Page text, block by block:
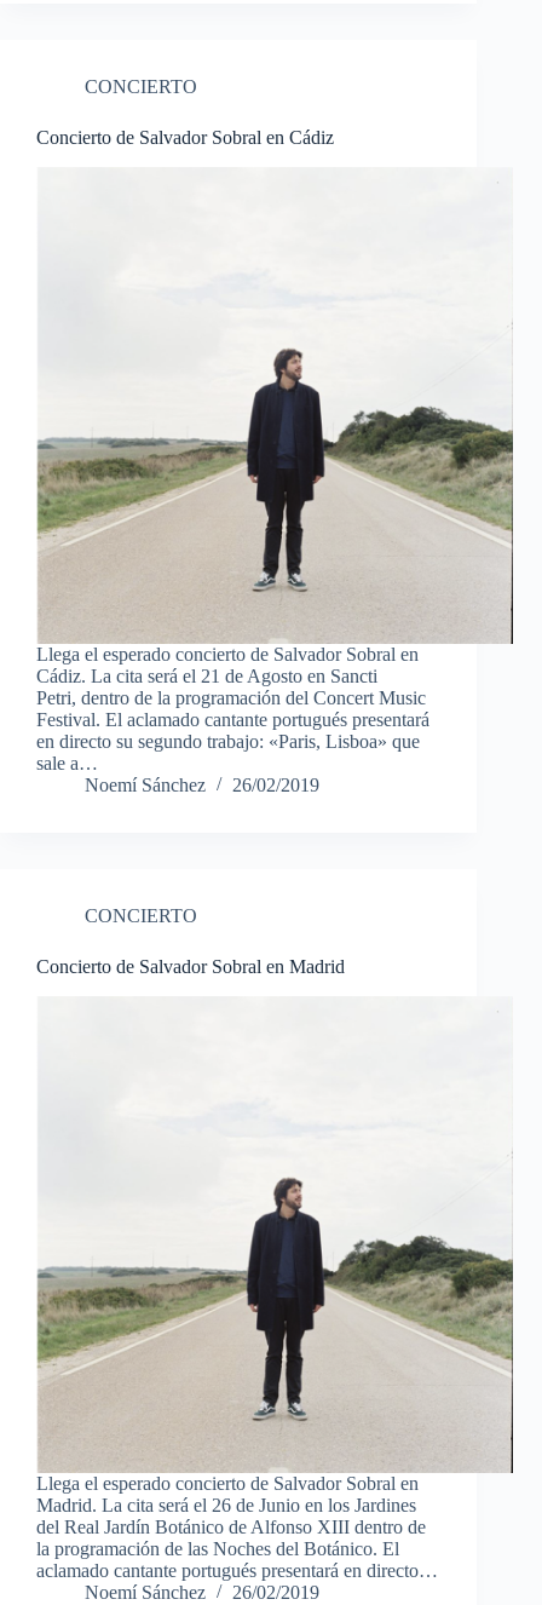
CONCIERTO
Concierto de Salvador Sobral en Cádiz
Llega el esperado concierto de Salvador Sobral en
Cádiz. La cita será el 21 de Agosto en Sancti
Petri, dentro de la programación del Concert Music
Festival. El aclamado cantante portugués presentará
en directo su segundo trabajo: «Paris, Lisboa» que
sale a…
Noemí Sánchez
26/02/2019
CONCIERTO
Concierto de Salvador Sobral en Madrid
Llega el esperado concierto de Salvador Sobral en
Madrid. La cita será el 26 de Junio en los Jardines
del Real Jardín Botánico de Alfonso XIII dentro de
la programación de las Noches del Botánico. El
aclamado cantante portugués presentará en directo…
Noemí Sánchez
26/02/2019